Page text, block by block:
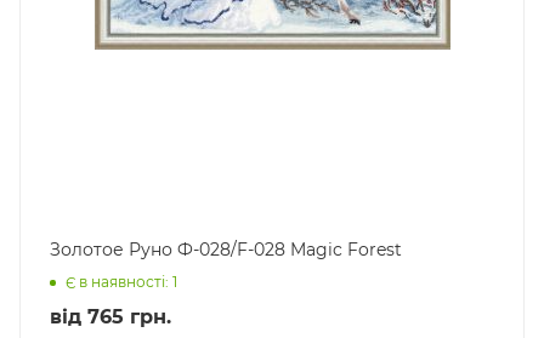
Золотое Руно Ф-028/F-028 Magic Forest
Є в наявності: 1
від 765 грн.